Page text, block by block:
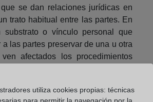
se dan relaciones jurídicas en
trato habitual entre las partes. En
substrato o vínculo personal que
a las partes preservar de una u otra
afectados los procedimientos
horizontal;y
utiliza cookies propias: técnicas